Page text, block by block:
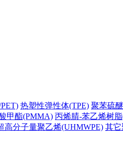
热塑性弹性体(TPE) 聚苯硫
甲酯(PMMA) 丙烯腈-苯乙烯树
高分子量聚乙烯(UHMWPE) 其它